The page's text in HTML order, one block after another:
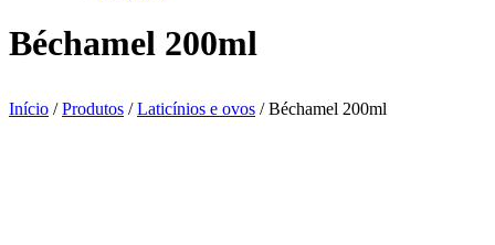
Béchamel 200ml
Início /Produtos /Laticínios e ovos / Béchamel 200ml